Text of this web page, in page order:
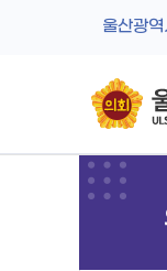
울산광역